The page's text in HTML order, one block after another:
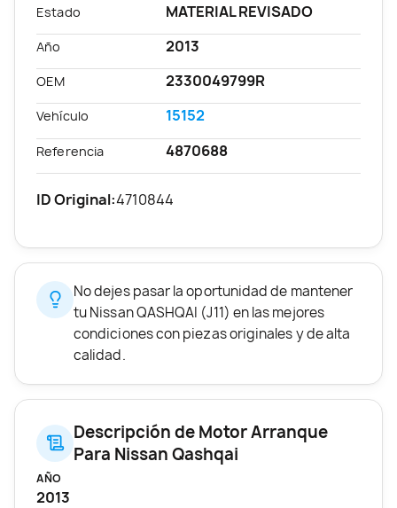
Estado MATERIAL REVISADO
Año 2013
OEM 2330049799R
Vehículo 15152
Referencia 4870688
ID Original:4710844
No dejes pasar la oportunidad de mantener
tu Nissan QASHQAI (J11) en las mejores
condiciones con piezas originales y de alta
calidad.
Descripción de Motor Arranque
Para Nissan Qashqai
AÑO
2013